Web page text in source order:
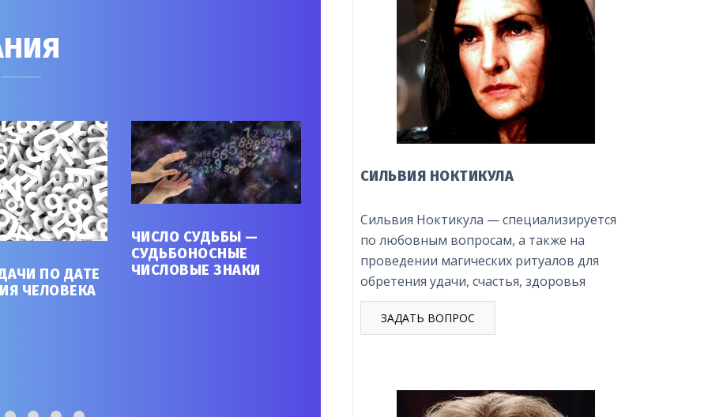
ПО ДАТЕ
ЧЕЛОВЕКА
ЧИСЛО СУДЬБЫ —
СУДЬБОНОСНЫЕ
ЧИСЛОВЫЕ ЗНАКИ
УЗНАТЬ КАРМИЧЕСКИЙ
ДОЛГ ПО ИМЕНИ И ДАТЕ
РОЖДЕНИЯ
НУМЕРОЛОГИЯ
ЖИЗНЕННЫХ ЭТАПОВ
ЧЕЛОВЕКА
НУМЕРОЛОГИЧЕСКИЙ
СИЛЬВИЯ НОКТИКУЛА
Сильвия Ноктикула — специализируется
по любовным вопросам, а также на
проведении магических ритуалов для
обретения удачи, счастья, здоровья
ЗАДАТЬ ВОПРОС